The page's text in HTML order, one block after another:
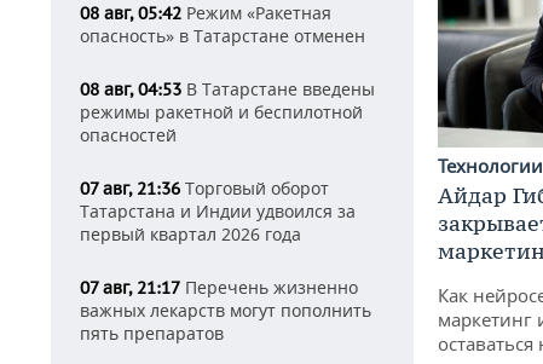
08 авг, 05:42 Режим «Ракетная
опасность» в Татарстане отменен
08 авг, 04:53 В Татарстане введены
режимы ракетной и беспилотной
опасностей
07 авг, 21:36 Торговый оборот
Татарстана и Индии удвоился за
первый квартал 2026 года
07 авг, 21:17 Перечень жизненно
важных лекарств могут пополнить
пять препаратов
Технологии
Айдар
Как
маркетинг